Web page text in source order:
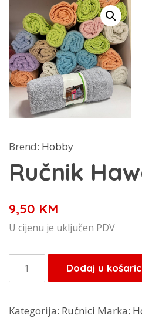
Brend: Hobby
Ručnik
9,50 KM
U cijenu je uključen PDV
Ručnik
Hawai
Dodaj u
Kategorija: Ručnici Marka: